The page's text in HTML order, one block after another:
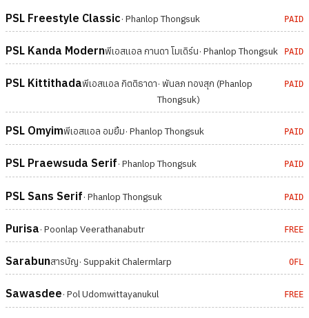
PSL Freestyle Classic· Phanlop Thongsuk PAID
PSL Kanda Modernพีเอสแอล กานดา โมเดิร์น· Phanlop Thongsuk PAID
PSL Kittithadaพีเอสแอล กิตติธาดา· พันลภ ทองสุก (Phanlop
Thongsuk)
PAID
PSL Omyimพีเอสแอล อมยิ้ม· Phanlop Thongsuk PAID
PSL Praewsuda Serif· Phanlop Thongsuk PAID
PSL Sans Serif· Phanlop Thongsuk PAID
Purisa· Poonlap Veerathanabutr FREE
Sarabunสารบัญ· Suppakit Chalermlarp OFL
Sawasdee· Pol Udomwittayanukul FREE